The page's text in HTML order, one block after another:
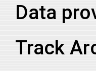
2023255N08238
2023255N08238
2023255N08238
Data
Track